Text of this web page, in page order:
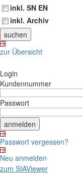
inkl. SN EN
inkl. Archiv
zur Übersicht
Login
Kundennummer
Passwort
Passwort vergessen?
Neu anmelden
zum SIAViewer